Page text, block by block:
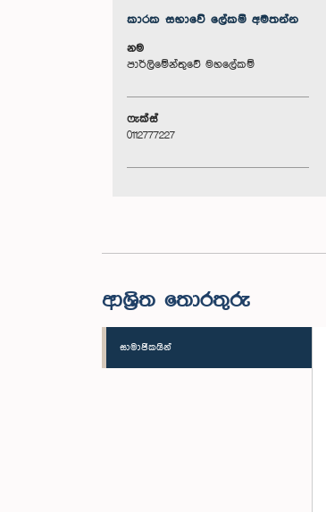
කාරක සභා‌වේ ලේකම් අමතන්න
නම
පාර්ලිමේන්තුවේ මහලේකම්
ෆැක්ස්
0112777227
ආශ්‍රිත තොරතුරු
සාමාජිකයින්